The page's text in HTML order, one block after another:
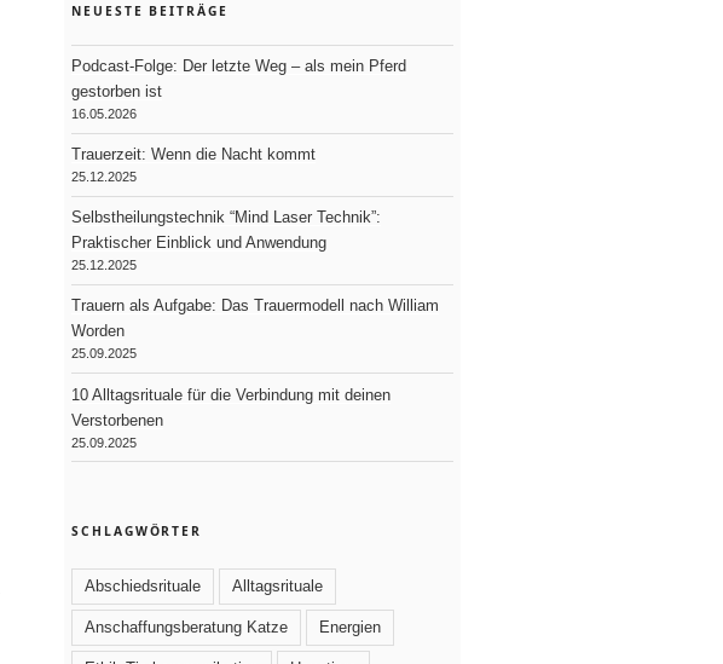
NEUESTE BEITRÄGE
Podcast-Folge: Der letzte Weg – als mein Pferd
gestorben ist
16.05.2026
Trauerzeit: Wenn die Nacht kommt
25.12.2025
Selbstheilungstechnik “Mind Laser Technik”:
Praktischer Einblick und Anwendung
25.12.2025
Trauern als Aufgabe: Das Trauermodell nach William
Worden
25.09.2025
10 Alltagsrituale für die Verbindung mit deinen
Verstorbenen
25.09.2025
SCHLAGWÖRTER
Abschiedsrituale Alltagsrituale
Anschaffungsberatung Katze Energien